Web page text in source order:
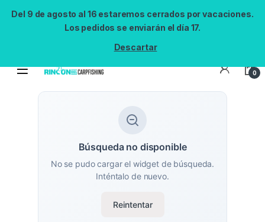
Del 9 de agosto al 16 estaremos cerrados por vacaciones.
Los pedidos se enviarán el día 17.
Descartar
0
Búsqueda no disponible
No se pudo cargar el widget de búsqueda.
Inténtalo de nuevo.
Reintentar